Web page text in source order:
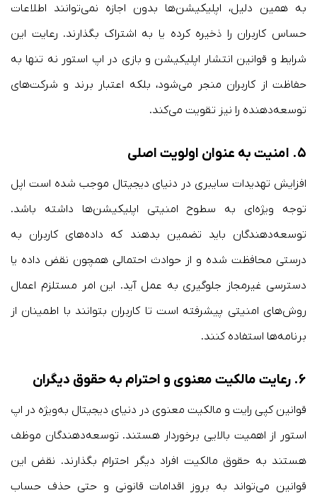
به همین دلیل، اپلیکیشن‌ها بدون اجازه نمی‌توانند اطلاعات
حساس کاربران را ذخیره کرده یا به اشتراک بگذارند. رعایت این
شرایط و قوانین انتشار اپلیکیشن و بازی در اپ استور نه تنها به
حفاظت از کاربران منجر می‌شود، بلکه اعتبار برند و شرکت‌های
توسعه‌دهنده را نیز تقویت می‌کند.
۵. امنیت به عنوان اولویت اصلی
افزایش تهدیدات سایبری در دنیای دیجیتال موجب شده است اپل
توجه ویژه‌ای به سطوح امنیتی اپلیکیشن‌ها داشته باشد.
توسعه‌دهندگان باید تضمین بدهند که داده‌های کاربران به
درستی محافظت شده و از حوادث احتمالی همچون نقض داده‌ یا
دسترسی غیرمجاز جلوگیری به عمل آید. این امر مستلزم اعمال
روش‌های امنیتی پیشرفته است تا کاربران بتوانند با اطمینان از
برنامه‌ها استفاده کنند.
۶. رعایت مالکیت معنوی و احترام به حقوق دیگران
قوانین کپی رایت و مالکیت معنوی در دنیای دیجیتال به‌ویژه در اپ
استور از اهمیت بالایی برخوردار هستند. توسعه‌دهندگان موظف
هستند به حقوق مالکیت افراد دیگر احترام بگذارند. نقض این
قوانین می‌تواند به بروز اقدامات قانونی و حتی حذف حساب